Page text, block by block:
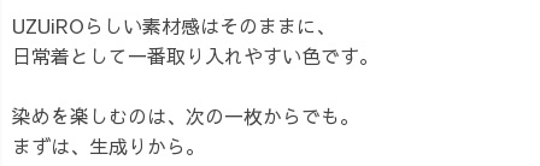
UZUiROらしい素材感はそのままに、
日常着として一番取り入れやすい色です。
染めを楽しむのは、次の一枚からでも。
まずは、生成りから。